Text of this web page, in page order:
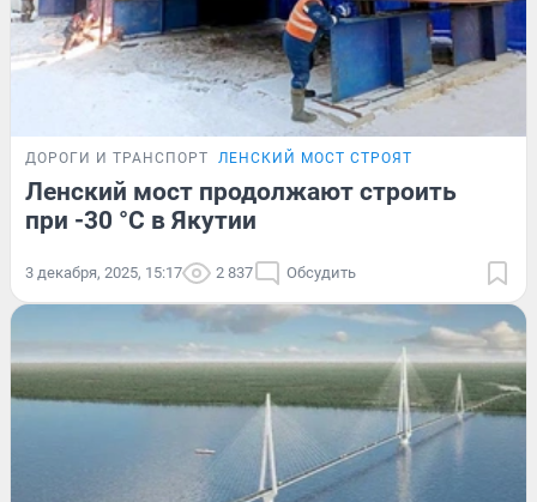
ДОРОГИ И ТРАНСПОРТ ЛЕНСКИЙ МОСТ СТРОЯТ
Ленский мост продолжают строить
при -30 °C в Якутии
3 декабря, 2025, 15:17 2 837 Обсудить